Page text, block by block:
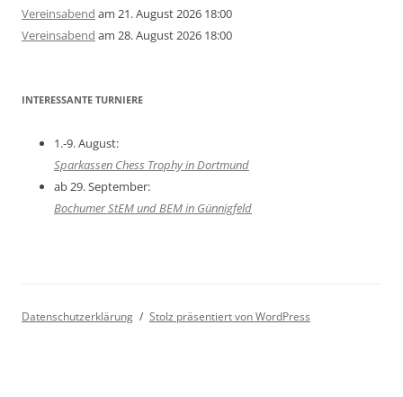
Vereinsabend am 21. August 2026 18:00
Vereinsabend am 28. August 2026 18:00
INTERESSANTE TURNIERE
1.-9. August:
Sparkassen Chess Trophy in Dortmund
ab 29. September:
Bochumer StEM und BEM in Günnigfeld
Datenschutzerklärung Stolz präsentiert von WordPress